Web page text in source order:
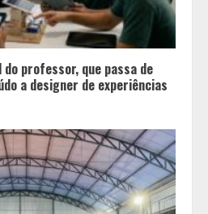
marcas, preços baixos e
causa que transforma vidas
manejo agrícola e
ganhos de produtividade
do professor, que passa de
a designer de experiências